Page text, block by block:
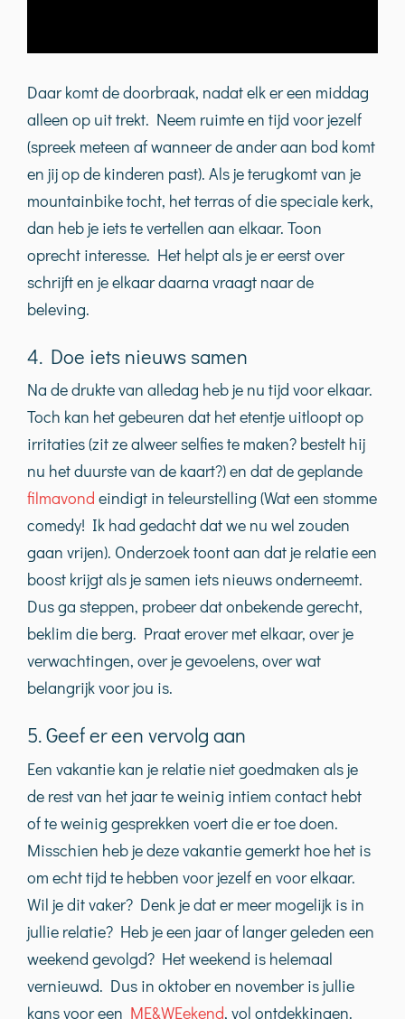
Daar komt de doorbraak, nadat elk er een middag
alleen op uit trekt. Neem ruimte en tijd voor jezelf
(spreek meteen af wanneer de ander aan bod komt
en jij op de kinderen past). Als je terugkomt van je
mountainbike tocht, het terras of die speciale kerk,
dan heb je iets te vertellen aan elkaar. Toon
oprecht interesse. Het helpt als je er eerst over
schrijft en je elkaar daarna vraagt naar de
beleving.
4. Doe iets nieuws samen
Na de drukte van alledag heb je nu tijd voor elkaar.
Toch kan het gebeuren dat het etentje uitloopt op
irritaties (zit ze alweer selfies te maken? bestelt hij
nu het duurste van de kaart?) en dat de geplande
filmavond eindigt in teleurstelling (Wat een stomme
comedy! Ik had gedacht dat we nu wel zouden
gaan vrijen). Onderzoek toont aan dat je relatie een
boost krijgt als je samen iets nieuws onderneemt.
Dus ga steppen, probeer dat onbekende gerecht,
beklim die berg. Praat erover met elkaar, over je
verwachtingen, over je gevoelens, over wat
belangrijk voor jou is.
5. Geef er een vervolg aan
Een vakantie kan je relatie niet goedmaken als je
de rest van het jaar te weinig intiem contact hebt
of te weinig gesprekken voert die er toe doen.
Misschien heb je deze vakantie gemerkt hoe het is
om echt tijd te hebben voor jezelf en voor elkaar.
Wil je dit vaker? Denk je dat er meer mogelijk is in
jullie relatie? Heb je een jaar of langer geleden een
weekend gevolgd? Het weekend is helemaal
vernieuwd. Dus in oktober en november is jullie
kans voor een ME&WEekend, vol ontdekkingen.